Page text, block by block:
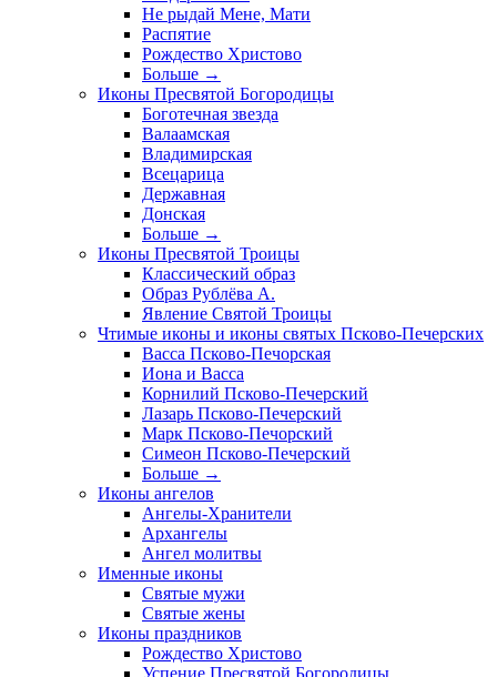
Не рыдай Мене, Мати
Распятие
Рождество Христово
Больше →
Иконы Пресвятой Богородицы
Боготечная звезда
Валаамская
Владимирская
Всецарица
Державная
Донская
Больше →
Иконы Пресвятой Троицы
Классический образ
Образ Рублёва А.
Явление Святой Троицы
Чтимые иконы и иконы святых Псково-Печерских
Васса Псково-Печорская
Иона и Васса
Корнилий Псково-Печерский
Лазарь Псково-Печерский
Марк Псково-Печорский
Симеон Псково-Печерский
Больше →
Иконы ангелов
Ангелы-Хранители
Архангелы
Ангел молитвы
Именные иконы
Святые мужи
Святые жены
Иконы праздников
Рождество Христово
Успение Пресвятой Богородицы